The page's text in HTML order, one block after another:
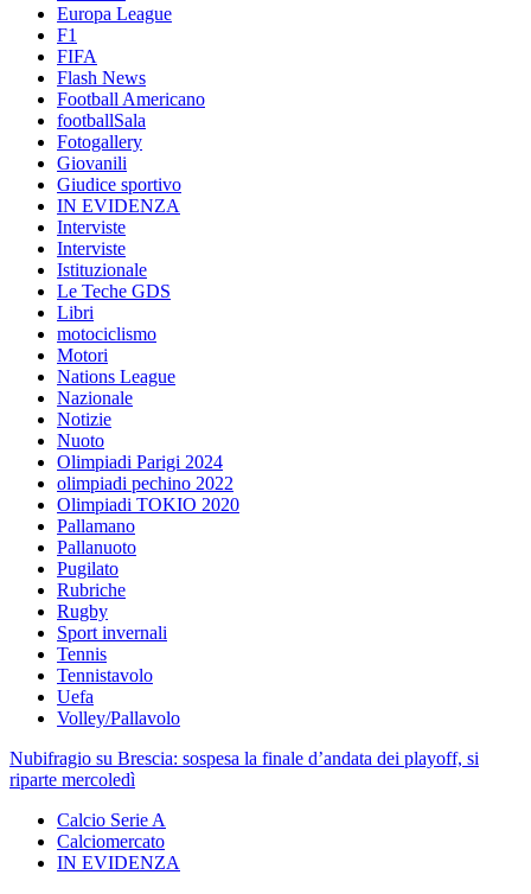
Europa League
F1
FIFA
Flash News
Football Americano
footballSala
Fotogallery
Giovanili
Giudice sportivo
IN EVIDENZA
Interviste
Interviste
Istituzionale
Le Teche GDS
Libri
motociclismo
Motori
Nations League
Nazionale
Notizie
Nuoto
Olimpiadi Parigi 2024
olimpiadi pechino 2022
Olimpiadi TOKIO 2020
Pallamano
Pallanuoto
Pugilato
Rubriche
Rugby
Sport invernali
Tennis
Tennistavolo
Uefa
Volley/Pallavolo
Nubifragio su Brescia: sospesa la finale d’andata dei playoff, si
riparte mercoledì
Calcio Serie A
Calciomercato
IN EVIDENZA